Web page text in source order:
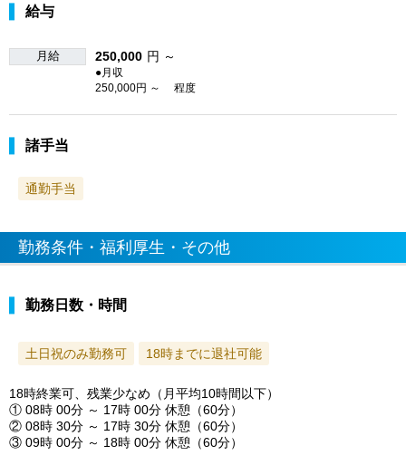
給与
月給 250,000 円 ～
●月収
250,000円 ～ 程度
諸手当
通勤手当
勤務条件・福利厚生・その他
勤務日数・時間
土日祝のみ勤務可 18時までに退社可能
18時終業可、残業少なめ（月平均10時間以下）
① 08時 00分 ～ 17時 00分 休憩（60分）
② 08時 30分 ～ 17時 30分 休憩（60分）
③ 09時 00分 ～ 18時 00分 休憩（60分）